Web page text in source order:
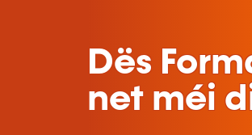
Dës
net méi